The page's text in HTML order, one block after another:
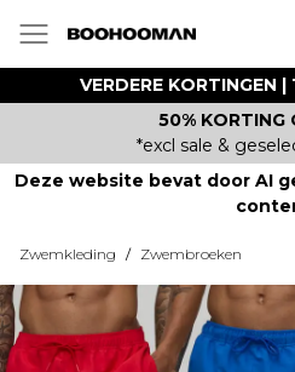
VERDERE KORTINGEN
50% KORTING
*excl sale &
Deze website bevat door AI
Zwemkleding / Zwembroeken